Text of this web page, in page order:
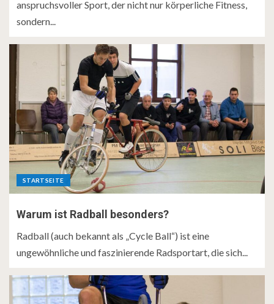
anspruchsvoller Sport, der nicht nur körperliche Fitness,
sondern...
STARTSEITE
Warum ist Radball besonders?
Radball (auch bekannt als „Cycle Ball“) ist eine
ungewöhnliche und faszinierende Radsportart, die sich...